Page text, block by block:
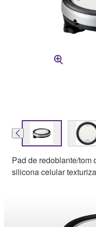
Pad de redoblante/tom
silicona celular